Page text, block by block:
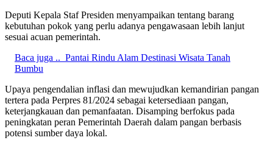
Deputi Kepala Staf Presiden menyampaikan tentang barang
kebutuhan pokok yang perlu adanya pengawasaan lebih lanjut
sesuai acuan pemerintah.
Baca juga .. Pantai Rindu Alam Destinasi Wisata Tanah
Bumbu
Upaya pengendalian inflasi dan mewujudkan kemandirian pangan
tertera pada Perpres 81/2024 sebagai ketersediaan pangan,
keterjangkauan dan pemanfaatan. Disamping berfokus pada
peningkatan peran Pemerintah Daerah dalam pangan berbasis
potensi sumber daya lokal.